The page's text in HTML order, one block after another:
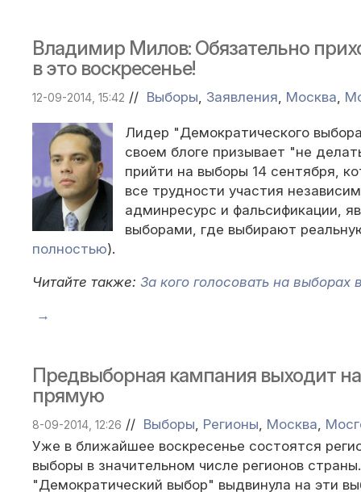
Владимир Милов: Обязательно
в это воскресенье!
12-09-2014, 15:42 // Выборы Заявления Москва
Лидер "Демократического
своем блоге призывает "не
прийти на выборы 14 сентября,
все трудности участия
админресурс и фальсификации,
выборами, где выбирают
полностью).
Читайте также: За кого голосовать на выборах
→
Предвыборная кампания выходит
прямую
8-09-2014, 12:26 // Выборы Регионы Москва
Уже в ближайшее воскресенье состоятся
выборы в значительном числе регионов
"Демократический выбор" выдвинула на эти